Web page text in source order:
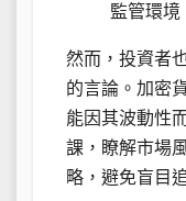
監管環境
然而，投資者
的言論。加密
能因其波動性
課，瞭解市場
略，避免盲目